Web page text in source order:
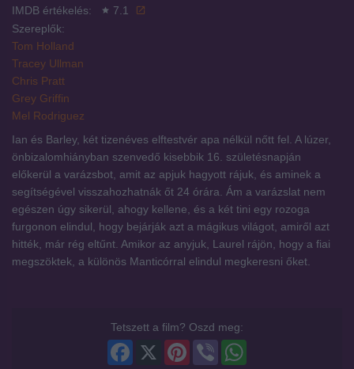
IMDB értékelés:
7.1
Szereplők:
Tom Holland
Tracey Ullman
Chris Pratt
Grey Griffin
Mel Rodriguez
Ian és Barley, két tizenéves elftestvér apa nélkül nőtt fel. A lúzer,
önbizalomhiányban szenvedő kisebbik 16. születésnapján
előkerül a varázsbot, amit az apjuk hagyott rájuk, és aminek a
segítségével visszahozhatnák őt 24 órára. Ám a varázslat nem
egészen úgy sikerül, ahogy kellene, és a két tini egy rozoga
furgonon elindul, hogy bejárják azt a mágikus világot, amiről azt
hitték, már rég eltűnt. Amikor az anyjuk, Laurel rájön, hogy a fiai
megszöktek, a különös Manticórral elindul megkeresni őket.
Tetszett a film? Oszd meg:
Viber
Pinterest
Facebook